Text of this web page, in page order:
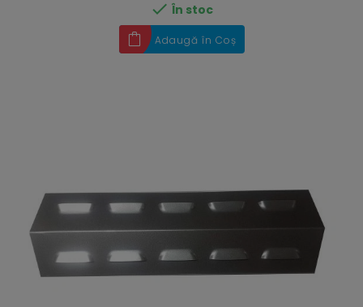
 În stoc
Adaugă în Coș